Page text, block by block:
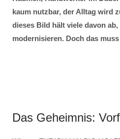
kaum nutzbar, der Alltag wird
dieses Bild hält viele davon
modernisieren. Doch das
Das Geheimnis: